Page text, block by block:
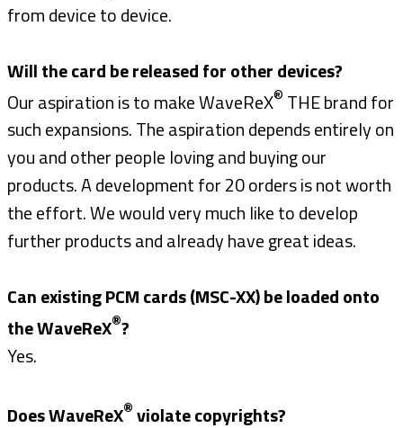
from device to device.
Will the card be released for other devices?
Our aspiration is to make WaveReX® THE brand for
such expansions. The aspiration depends entirely on
you and other people loving and buying our
products. A development for 20 orders is not worth
the effort. We would very much like to develop
further products and already have great ideas.
Can existing PCM cards (MSC-XX) be loaded onto
the WaveReX®?
Yes.
Does WaveReX® violate copyrights?